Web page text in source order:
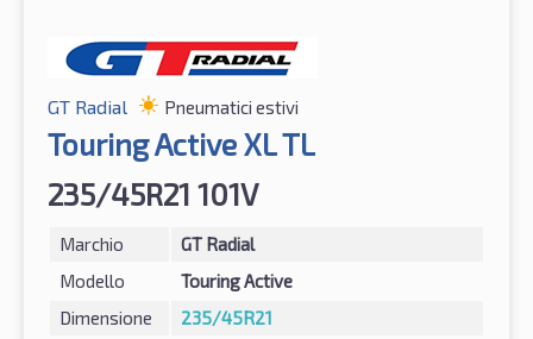
GT Radial Pneumatici estivi
Touring Active XL TL
235/45R21 101V
Marchio
GT Radial
Modello
Touring Active
Dimensione
235/45R21